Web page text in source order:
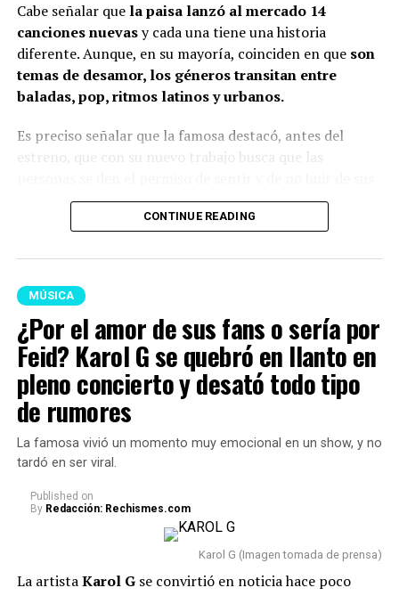
Cabe señalar que la paisa lanzó al mercado 14
canciones nuevasy cada una tiene una historia
diferente. Aunque, en su mayoría, coinciden en que son
temas de desamor, los géneros transitan entre
baladas, pop, ritmos latinos y urbanos.
Es preciso señalar que la famosa destacó, antes del
estreno, que con su nuevo trabajo busca que las
sentimientos.
Lee también: ¡Por supuestos privilegios! Epa
Colombia fue trasladada a cárcel de Ibagué por
orden de Abelardo De La Espriella
Por otro lado, es importante señalar que hubo tres
canciones que causaron gran sorpresa, pues son
colaboraciones con grandes artistas internacionales.
Está ‘Ahí’, un featuring con Drake; ‘Still’, con Bruno
Mars; y ‘Bby Wow’, con Judeline.
Estos temas han
acaparado toda la atención de los fans de ‘La Bichota’.
CONTINUE READING
MÚSICA
¿Por el amor de sus fans o sería por
Feid? Karol G se quebró en llanto en
pleno concierto y desató todo tipo
de rumores
La famosa vivió un momento muy emocional en un show, y no
tardó en ser viral.
Published on
By Redacción: Rechismes.com
Karol G (Imagen tomada de prensa)
La artistaKarol Gse convirtió en noticia hace poco